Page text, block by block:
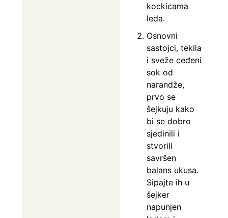
kockicama
leda.
Osnovni
sastojci, tekila
i sveže ceđeni
sok od
narandže,
prvo se
šejkuju kako
bi se dobro
sjedinili i
stvorili
savršen
balans ukusa.
Sipajte ih u
šejker
napunjen